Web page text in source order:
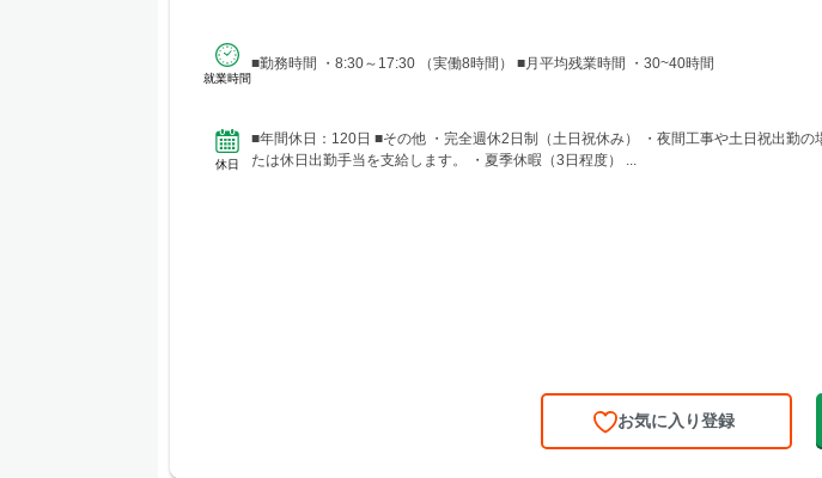
就業時間
■勤務時間 ・8:30～17:30 （実働8時間） ■月平均残業時間 ・30~40時間
休日
■年間休日：120日 ■その他 ・完全週休2日制（土日祝休み） ・夜間工事や土日祝出勤の場合は、平日に振替休暇を取得、ま
たは休日出勤手当を支給します。 ・夏季休暇（3日程度） ...
お気に入り登録